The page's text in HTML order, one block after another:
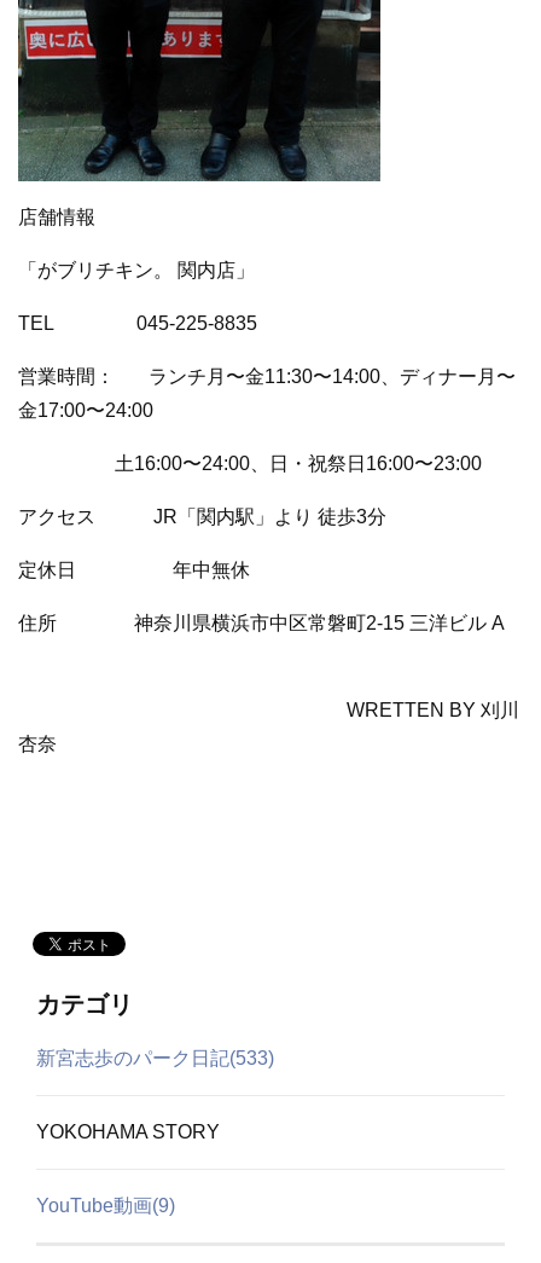
店舗情報
「がブリチキン。 関内店」
TEL 045-225-8835
営業時間： ランチ月〜金11:30〜14:00、ディナー月〜
金17:00〜24:00
土16:00〜24:00、日・祝祭日16:00〜23:00
アクセス JR「関内駅」より 徒歩3分
定休日 年中無休
住所 神奈川県横浜市中区常磐町2-15 三洋ビル A
WRETTEN BY 刈川
杏奈
カテゴリ
新宮志歩のパーク日記(533)
YOKOHAMA STORY
YouTube動画(9)